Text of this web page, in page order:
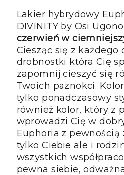
Lakier hybrydowy
DIVINITY by Osi
czerwień w
Ciesząc się z każdego
drobnostki która Cię
zapomnij cieszyć się
Twoich paznokci.
tylko ponadczasowy
również kolor, który z
wprowadzi Cię w
Euphoria z pewnością
tylko Ciebie ale i
wszystkich
pewna siebie,